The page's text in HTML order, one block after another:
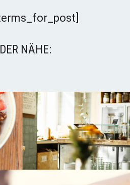
NÄHE: